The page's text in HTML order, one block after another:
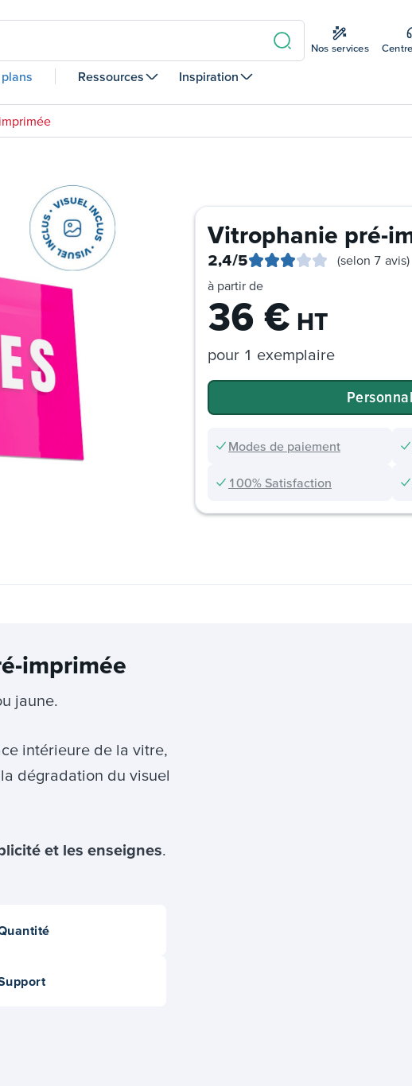
Nos services
Ressources Inspiration
Vitrophanie pré-
2,4/5
(selon 7 avis)
à partir de
36 € HT
pour 1 exemplaire
Modes de paiement
100% Satisfaction
imprimée
jaune.
intérieure de la vitre,
dégradation du visuel
et les enseignes.